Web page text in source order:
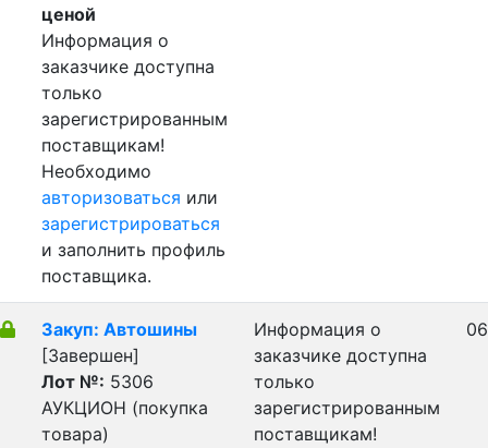
ценой
Информация о
заказчике доступна
только
зарегистрированным
поставщикам!
Необходимо
авторизоваться или
зарегистрироваться
и заполнить профиль
поставщика.
Закуп: Автошины
[Завершен]
Лот №: 5306
АУКЦИОН (покупка
товара)
Информация о
заказчике доступна
только
зарегистрированным
поставщикам!